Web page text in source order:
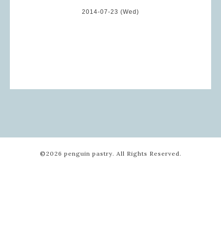
2014-07-23 (Wed)
©2026 penguin pastry. All Rights Reserved.